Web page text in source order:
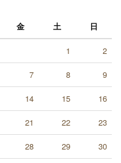
金 土 日
1 2
7 8 9
14 15 16
21 22 23
28 29 30